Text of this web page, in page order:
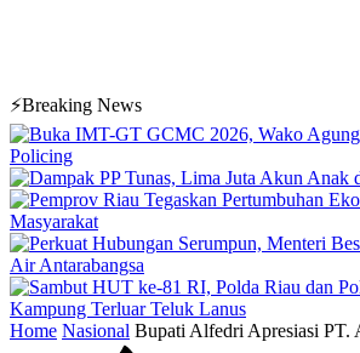
⚡Breaking News
Policing
Masyarakat
Air Antarabangsa
Kampung Terluar Teluk Lanus
Home Nasional Bupati Alfedri Apresiasi PT.